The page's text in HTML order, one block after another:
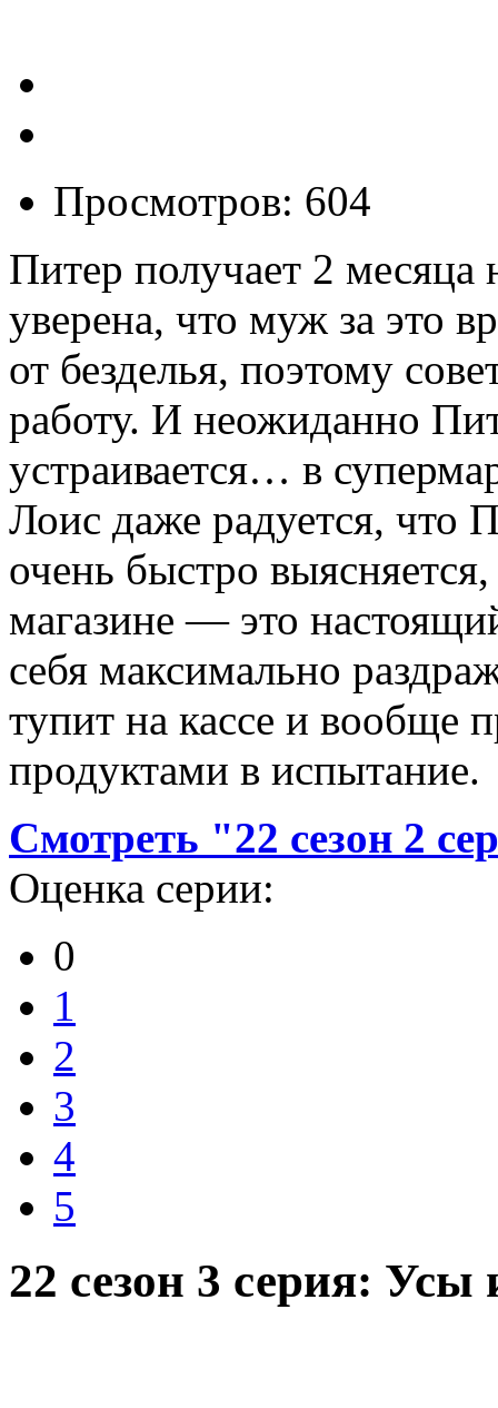
Просмотров: 604
Питер получает 2 месяца
уверена, что муж за это
от безделья, поэтому
работу. И неожиданно
устраивается… в
Лоис даже радуется, что
очень быстро
магазине — это
себя максимально
тупит на кассе и вообще
продуктами в испытание.
Смотреть "22 сезон 2
Оценка серии:
0
1
2
3
4
5
22 сезон 3 серия: Усы